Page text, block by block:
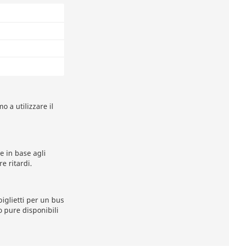
a utilizzare il
in base agli
ritardi.
per un bus
pure disponibili